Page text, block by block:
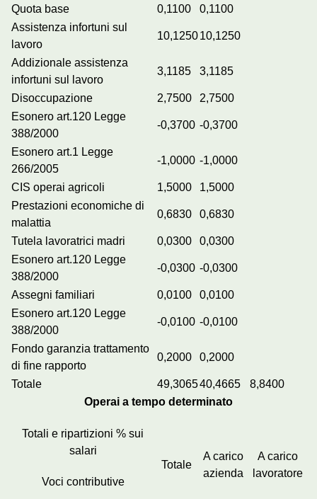
Quota base
0,1100
0,1100
Assistenza infortuni sul
lavoro
10,125010,1250
Addizionale assistenza
infortuni sul lavoro
3,1185 3,1185
Disoccupazione 2,7500
2,7500
Esonero art.120 Legge
388/2000
-0,3700 -0,3700
Esonero art.1 Legge
266/2005
-1,0000 -1,0000
CIS operai agricoli 1,5000
1,5000
Prestazioni economiche di
malattia
0,6830 0,6830
Tutela lavoratrici madri 0,0300
0,0300
Esonero art.120 Legge
388/2000
-0,0300 -0,0300
Assegni familiari 0,0100
0,0100
Esonero art.120 Legge
388/2000
-0,0100 -0,0100
Fondo garanzia trattamento
di fine rapporto
0,2000 0,2000
Totale 49,306540,4665
8,8400
Operai a tempo determinato
Totali e ripartizioni % sui
salari
Voci contributive
Totale
A carico
azienda
A carico
lavoratore